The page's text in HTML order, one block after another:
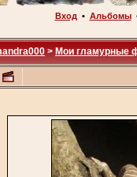
Вход • Альбомы
> Мои гламурные